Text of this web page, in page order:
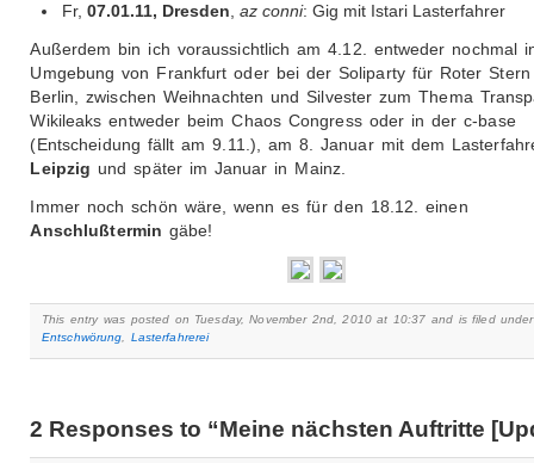
Fr,07.01.11, Dresden ,az conni: Gig mit Istari Lasterfahrer
Außerdem bin ich voraussichtlich am 4.12. entweder nochmal
Umgebung von Frankfurt oder bei der Soliparty für Roter
Berlin, zwischen Weihnachten und Silvester zum Thema
Wikileaks entweder beim Chaos Congress oder in der c-base
(Entscheidung fällt am 9.11.), am 8. Januar mit dem
Leipzig und später im Januar in Mainz.
Immer noch schön wäre, wenn es für den 18.12. einen
Anschlußtermin gäbe!
This entry was posted on Tuesday, November 2nd, 2010 at 10:37 and is filed under
Entschwörung
Lasterfahrerei
2 Responses to “Meine nächsten Auftritte